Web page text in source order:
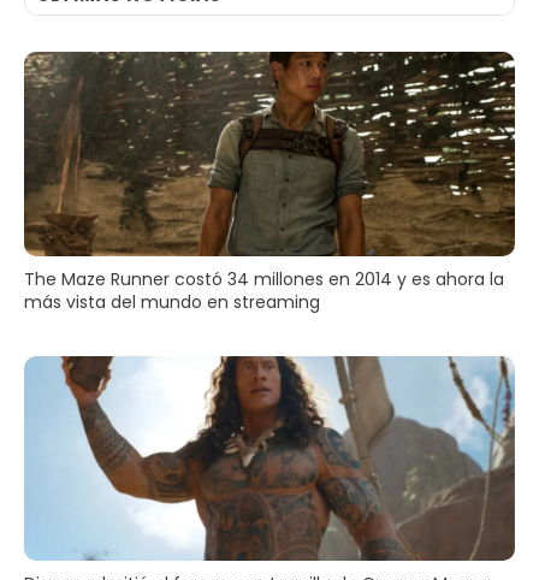
The Maze Runner costó 34 millones en 2014 y es ahora la
más vista del mundo en streaming